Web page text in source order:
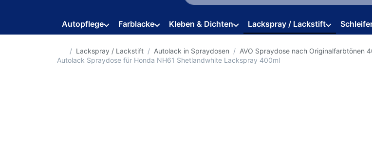
Autopflege Farblacke Kleben & Dichten Lackspray / Lackstift
Startseite
Lackspray / Lackstift Autolack in Spraydosen AVO Spraydose nach Originalfarbtönen
Autolack Spraydose für Honda NH61 Shetlandwhite Lackspray 400ml